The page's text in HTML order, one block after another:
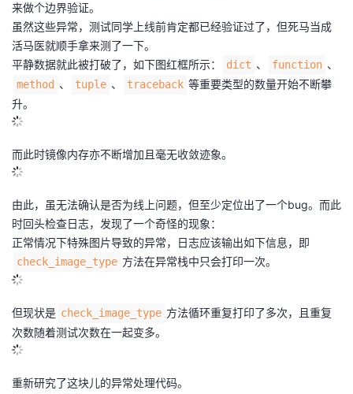
来做个边界验证。
虽然这些异常，测试同学上线前肯定都已经验证过了，但死马当成
活马医就顺手拿来测了一下。
平静数据就此被打破了，如下图红框所示：
dict 、 function 、
method 、 tuple 、 traceback 等重要类型的数量开始不断攀
升。
而此时镜像内存亦不断增加且毫无收敛迹象。
由此，虽无法确认是否为线上问题，但至少定位出了一个bug。而此
时回头检查日志，发现了一个奇怪的现象：
正常情况下特殊图片导致的异常，日志应该输出如下信息，即
check_image_type 方法在异常栈中只会打印一次。
但现状是 check_image_type 方法循环重复打印了多次，且重复
次数随着测试次数在一起变多。
重新研究了这块儿的异常处理代码。